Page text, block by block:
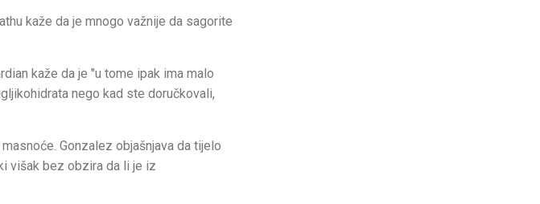
kaže da je mnogo važnije da sagorite
kaže da je "u tome ipak ima malo
nego kad ste doručkovali,
Gonzalez objašnjava da tijelo
višak bez obzira da li je iz